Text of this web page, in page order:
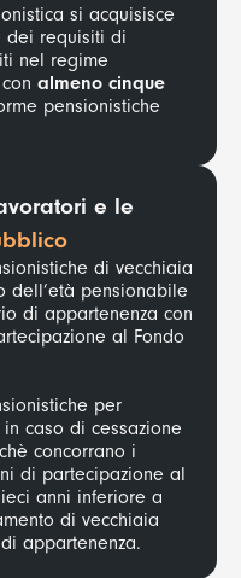
si acquisisce
dei requisiti di
nel regime
almeno cinque
pensionistiche
e le
di vecchiaia
dell’età pensionabile
di appartenenza con
al Fondo
per
caso di cessazione
concorrano i
di partecipazione al
anni inferiore a
di vecchiaia
appartenenza.